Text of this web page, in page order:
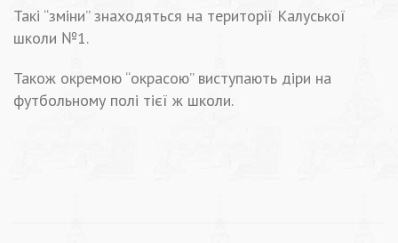
Такі “зміни” знаходяться на території Калуської
школи №1.
Також окремою “окрасою” виступають діри на
футбольному полі тієї ж школи.